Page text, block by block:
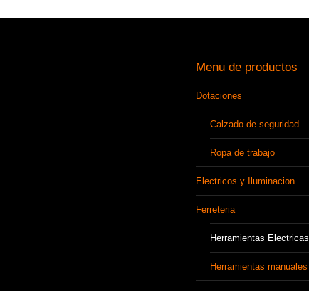
Menu de productos
Dotaciones
Calzado de seguridad
Ropa de trabajo
Electricos y Iluminacion
Ferreteria
Herramientas Electricas
Herramientas manuales